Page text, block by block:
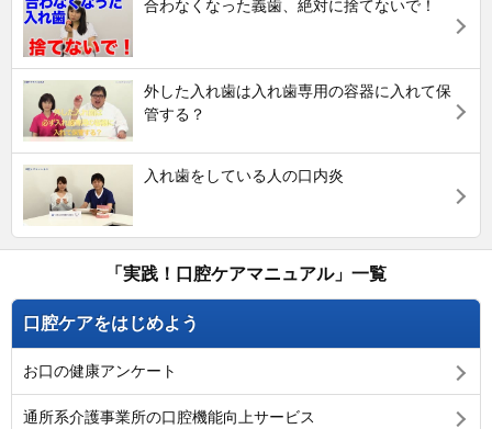
合わなくなった義歯、絶対に捨てないで！
外した入れ歯は入れ歯専用の容器に入れて保
管する？
入れ歯をしている人の口内炎
「実践！口腔ケアマニュアル」一覧
口腔ケアをはじめよう
お口の健康アンケート
通所系介護事業所の口腔機能向上サービス